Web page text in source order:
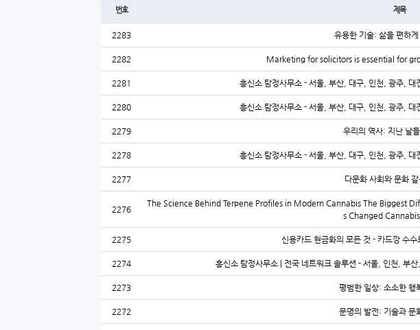
번호 제목
2283 유용한 기술: 삶을 편하
2282 Marketing for solicitors is essential for
2281 흥신소 탐정사무소 - 서울, 부산, 대구, 인천, 광주,
2280 흥신소 탐정사무소 - 서울, 부산, 대구, 인천, 광주,
2279 우리의 역사: 지난 날
2278 흥신소 탐정사무소 - 서울, 부산, 대구, 인천, 광주,
2277 다문화 사회와 문화 갈
2276
The Science Behind Terpene Profiles in Modern Cannabis The Biggest
s Changed
2275 신용카드 현금화의 모든 것 - 카드깡 수
2274 흥신소 탐정사무소 | 전국 네트워크 솔루션 - 서울, 인천, 부
2273 평범한 일상: 소소한 행
2272 문명의 발전: 기술과 문